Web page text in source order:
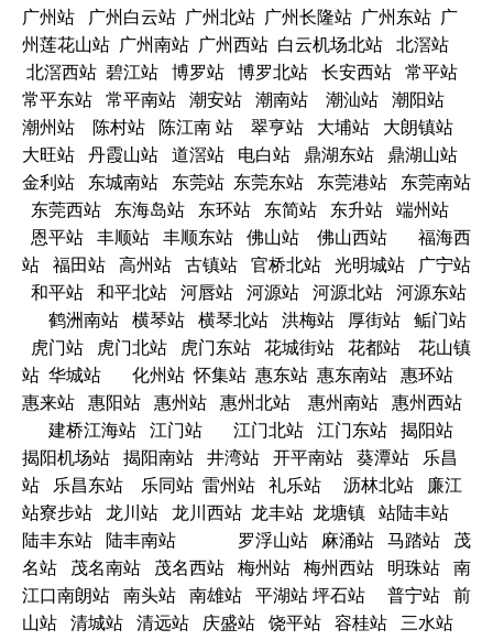
广州站 广州白云站 广州北站 广州长隆站 广州东站 广
州莲花山站 广州南站 广州西站 白云机场北站 北滘站
北滘西站 碧江站 博罗站 博罗北站 长安西站 常平站
常平东站 常平南站 潮安站 潮南站 潮汕站 潮阳站
潮州站 陈村站 陈江南 站 翠亨站 大埔站 大朗镇站
大旺站 丹霞山站 道滘站 电白站 鼎湖东站 鼎湖山站
金利站 东城南站 东莞站 东莞东站 东莞港站 东莞南站
东莞西站 东海岛站 东环站 东简站 东升站 端州站
恩平站 丰顺站 丰顺东站 佛山站 佛山西站 福海西
站 福田站 高州站 古镇站 官桥北站 光明城站 广宁站
和平站 和平北站 河唇站 河源站 河源北站 河源东站
鹤洲南站 横琴站 横琴北站 洪梅站 厚街站 鲘门站
虎门站 虎门北站 虎门东站 花城街站 花都站 花山镇
站 华城站 化州站 怀集站 惠东站 惠东南站 惠环站
惠来站 惠阳站 惠州站 惠州北站 惠州南站 惠州西站
建桥江海站 江门站 江门北站 江门东站 揭阳站
揭阳机场站 揭阳南站 井湾站 开平南站 葵潭站 乐昌
站 乐昌东站 乐同站 雷州站 礼乐站 沥林北站 廉江
站寮步站 龙川站 龙川西站 龙丰站 龙塘镇 站陆丰站
陆丰东站 陆丰南站 罗浮山站 麻涌站 马踏站 茂
名站 茂名南站 茂名西站 梅州站 梅州西站 明珠站 南
江口南朗站 南头站 南雄站 平湖站 坪石站 普宁站 前
山站 清城站 清远站 庆盛站 饶平站 容桂站 三水站